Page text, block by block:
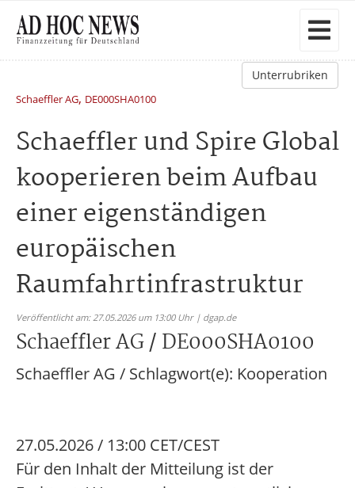
Unterrubriken
Schaeffler AG, DE000SHA0100
Schaeffler und Spire Global
kooperieren beim Aufbau
einer eigenständigen
europäischen
Raumfahrtinfrastruktur
Veröffentlicht am: 27.05.2026 um 13:00 Uhr | dgap.de
Schaeffler AG / DE000SHA0100
Schaeffler AG / Schlagwort(e): Kooperation
27.05.2026 / 13:00 CET/CEST
Für den Inhalt der Mitteilung ist der